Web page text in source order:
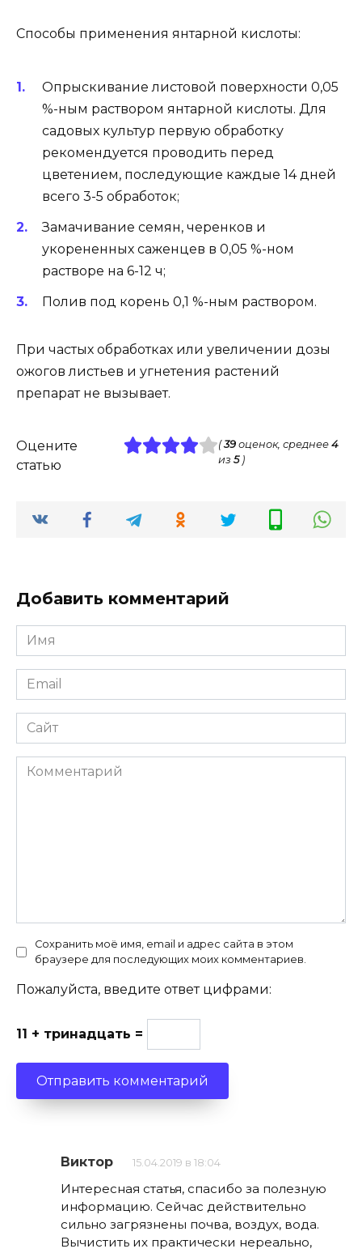
Способы применения янтарной кислоты:
Опрыскивание листовой поверхности 0,05
%-ным раствором янтарной кислоты. Для
садовых культур первую обработку
рекомендуется проводить перед
цветением, последующие каждые 14 дней
всего 3-5 обработок;
Замачивание семян, черенков и
укорененных саженцев в 0,05 %-ном
растворе на 6-12 ч;
Полив под корень 0,1 %-ным раствором.
При частых обработках или увеличении дозы
ожогов листьев и угнетения растений
препарат не вызывает.
Оцените
статью
(39оценок, среднее 4
из 5)
Добавить комментарий
Имя
*
Email
*
Сайт
Комментарий
Сохранить моё имя, email и адрес сайта в этом
браузере для последующих моих комментариев.
Пожалуйста, введите ответ цифрами:
11 + тринадцать =
Виктор 15.04.2019 в 18:04
Интересная статья, спасибо за полезную
информацию. Сейчас действительно
сильно загрязнены почва, воздух, вода.
Вычистить их практически нереально,